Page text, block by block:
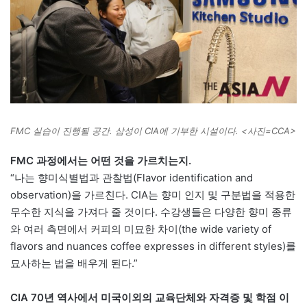
FMC 실습이 진행될 공간. 삼성이 CIA에 기부한 시설이다. <사진=CCA>
FMC 과정에서는 어떤 것을 가르치는지.
“나는 향미식별법과 관찰법(Flavor identification and
observation)을 가르친다. CIA는 향미 인지 및 구분법을 적용한
무수한 지식을 가져다 줄 것이다. 수강생들은 다양한 향미 종류
와 여러 측면에서 커피의 미묘한 차이(the wide variety of
flavors and nuances coffee expresses in different styles)를
묘사하는 법을 배우게 된다.”
CIA 70년 역사에서 미국이외의 교육단체와 자격증 및 학점 이